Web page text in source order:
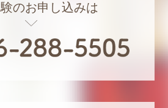
のお申し込みは